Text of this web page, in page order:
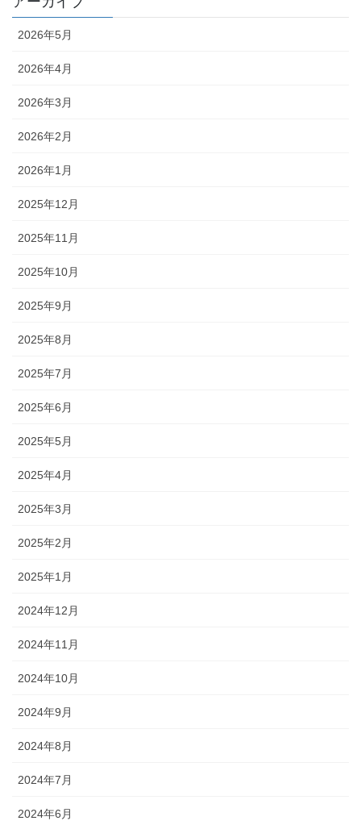
2026年5月
2026年4月
2026年3月
2026年2月
2026年1月
2025年12月
2025年11月
2025年10月
2025年9月
2025年8月
2025年7月
2025年6月
2025年5月
2025年4月
2025年3月
2025年2月
2025年1月
2024年12月
2024年11月
2024年10月
2024年9月
2024年8月
2024年7月
2024年6月